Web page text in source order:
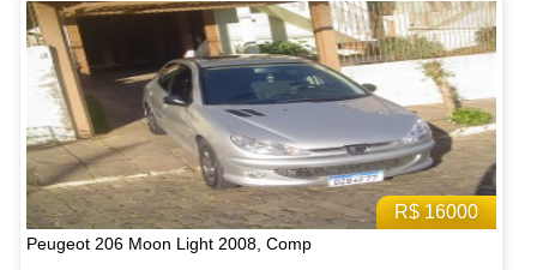
R$ 16000
Peugeot 206 Moon Light 2008, Comp